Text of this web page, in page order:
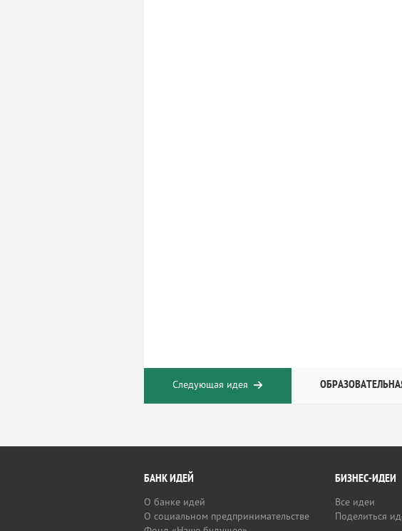
Следующая идея
БАНК ИДЕЙ
О банке идей
О социальном предпринимательстве
БИЗНЕС-ИДЕИ
Все идеи
Поделиться